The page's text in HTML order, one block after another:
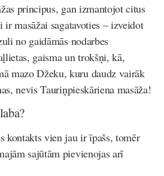
principus, gan izmantojot citus
ir masāžai sagatavoties – izveidot
no gaidāmās nodarbes
gaisma un trokšņi, kā,
mazo Džeku, kuru daudz vairāk
nevis Tauriņpieskāriena masāža!
kontakts vien jau ir īpašs, tomēr
sajūtām pievienojas arī